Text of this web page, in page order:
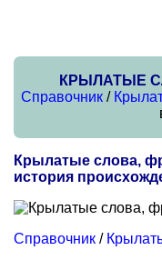
КРЫЛАТЫЕ
Справочник/
Крылатые слова,
история
Справочник /